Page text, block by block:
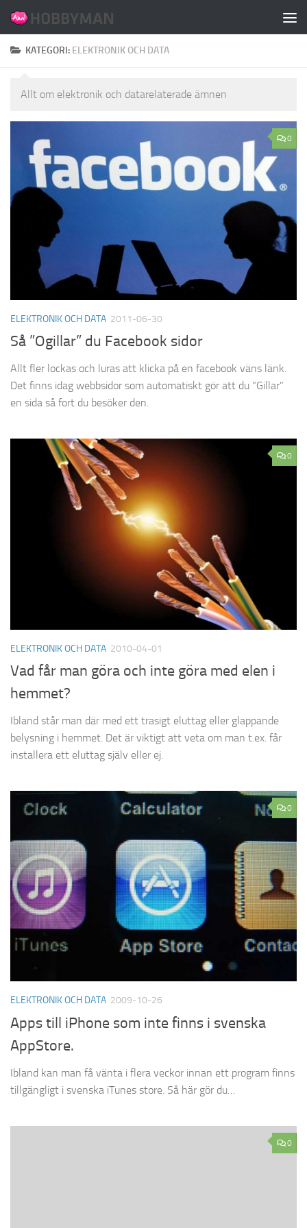
Hoppa till innehåll
KATEGORI: ELEKTRONIK OCH DATA
Allt om elektronik och datarelaterade ämnen
0
ELEKTRONIK OCH DATA 2011-06-30
Så ”Ogillar” du Facebook sidor
Allt fler lockas och luras att klicka på en facebook väns länk.
Det finns idag webbsidor som automatiskt gör att du ”Gillar”
en sida så fort du besöker den.
0
ELEKTRONIK OCH DATA 2010-04-01
Vad får man göra och inte göra med elen i
hemmet?
Ibland står man där med ett trasigt eluttag eller glappande
belysning i hemmet. Det är viktigt att veta om man t.ex. får
installera ett eluttag själv eller ej.
0
ELEKTRONIK OCH DATA 2009-10-26
Apps till iPhone som inte finns i svenska
AppStore.
Ibland kan man få vänta i flera veckor innan ett program finns
tillgängligt i svenska iTunes store. Så här gör du…
0